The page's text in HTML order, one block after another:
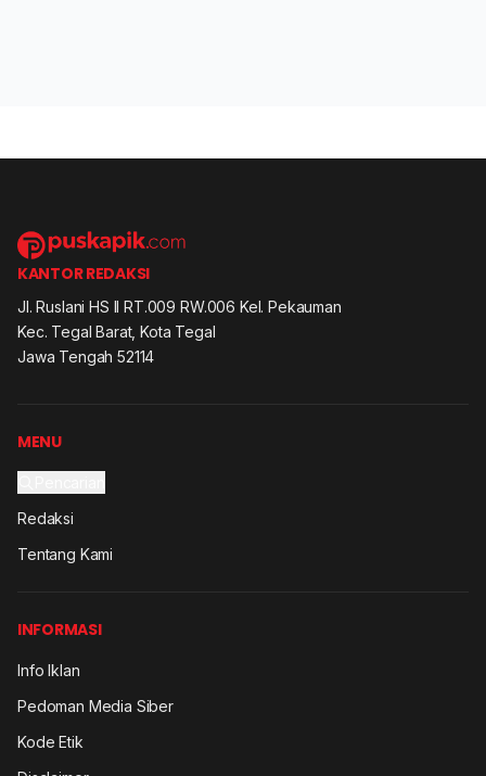
KANTOR REDAKSI
Jl. Ruslani HS II RT.009 RW.006 Kel. Pekauman
Kec. Tegal Barat, Kota Tegal
Jawa Tengah 52114
MENU
Redaksi
Tentang Kami
INFORMASI
Info Iklan
Pedoman Media Siber
Kode Etik